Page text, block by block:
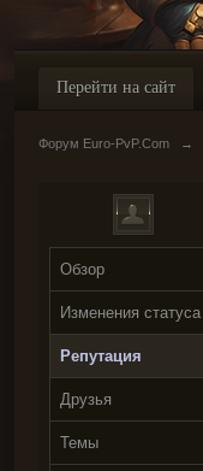
Перейти на сайт
Форум Euro-PvP.Com →
Обзор
Изменения статуса
Репутация
Друзья
Темы